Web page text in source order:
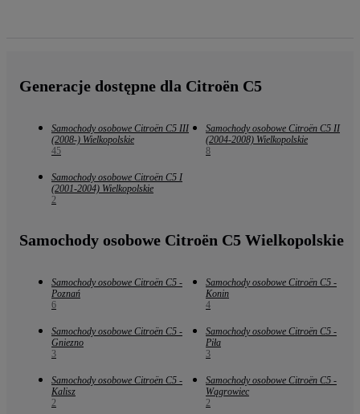
Generacje dostępne dla Citroën C5
Samochody osobowe Citroën C5 III
(2008-) Wielkopolskie
45
Samochody osobowe Citroën C5 II
(2004-2008) Wielkopolskie
8
Samochody osobowe Citroën C5 I
(2001-2004) Wielkopolskie
2
Samochody osobowe Citroën C5 Wielkopolskie
Samochody osobowe Citroën C5 -
Poznań
6
Samochody osobowe Citroën C5 -
Konin
4
Samochody osobowe Citroën C5 -
Gniezno
3
Samochody osobowe Citroën C5 -
Piła
3
Samochody osobowe Citroën C5 -
Kalisz
2
Samochody osobowe Citroën C5 -
Wągrowiec
2